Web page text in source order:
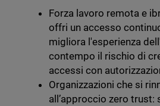
Forza lavoro remota e
offri un accesso
migliora l'esperienza
contempo il rischio di
accessi con
Organizzazioni che si
all’approccio zero trust: